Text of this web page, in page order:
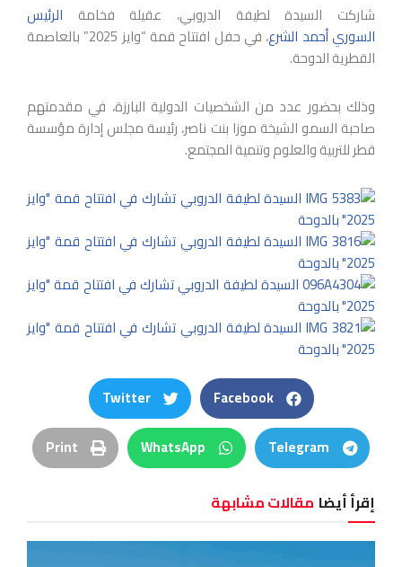
شاركت السيدة لطيفة الدروبي، عقيلة فخامة الرئيس
السوريأحمد الشرع
، في حفل افتتاح قمة “وايز 2025” بالعاصمة
القطرية الدوحة.
وذلك بحضور عدد من الشخصيات الدولية البارزة، في مقدمتهم
صاحبة السمو الشيخة موزا بنت ناصر، رئيسة مجلس إدارة مؤسسة
قطر للتربية والعلوم وتنمية المجتمع.
Facebook
Twitter
Telegram
WhatsApp
Print
إقرأ أيضا مقالات مشابهة